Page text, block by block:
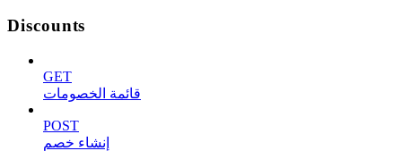
Discounts
GET
قائمة الخصومات
POST
إنشاء خصم